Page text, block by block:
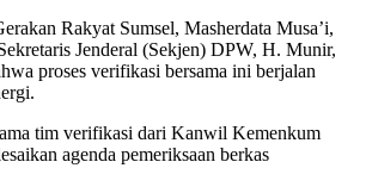
Rakyat Sumsel, Masherdata Musa’i,
Jenderal (Sekjen) DPW, H. Munir,
proses verifikasi bersama ini berjalan
tim verifikasi dari Kanwil Kemenkum
agenda pemeriksaan berkas